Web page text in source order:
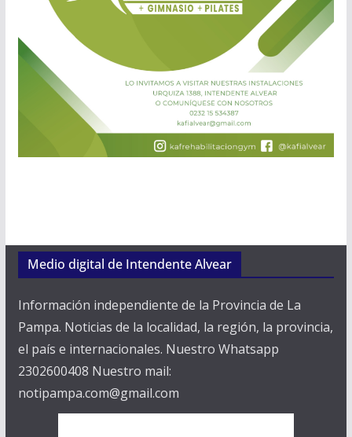
Medio digital de Intendente Alvear
Información independiente de la Provincia de La
Pampa. Noticias de la localidad, la región, la provincia,
el país e internacionales. Nuestro Whatsapp
2302600408 Nuestro mail:
notipampa.com@gmail.com